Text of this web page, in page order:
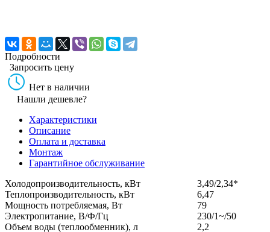
Подробности
Запросить цену
Нет в наличии
Нашли дешевле?
Характеристики
Описание
Оплата и доставка
Монтаж
Гарантийное обслуживание
Холодопроизводительность, кВт
3,49/2,34*
Теплопроизводительность, кВт
6,47
Мощность потребляемая, Вт
79
Электропитание, В/Ф/Гц
230/1~/50
Объем воды (теплообменник), л
2,2